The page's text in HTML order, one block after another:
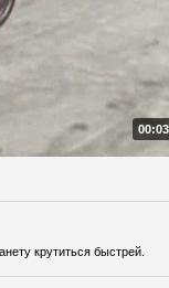
крутиться быстрей.